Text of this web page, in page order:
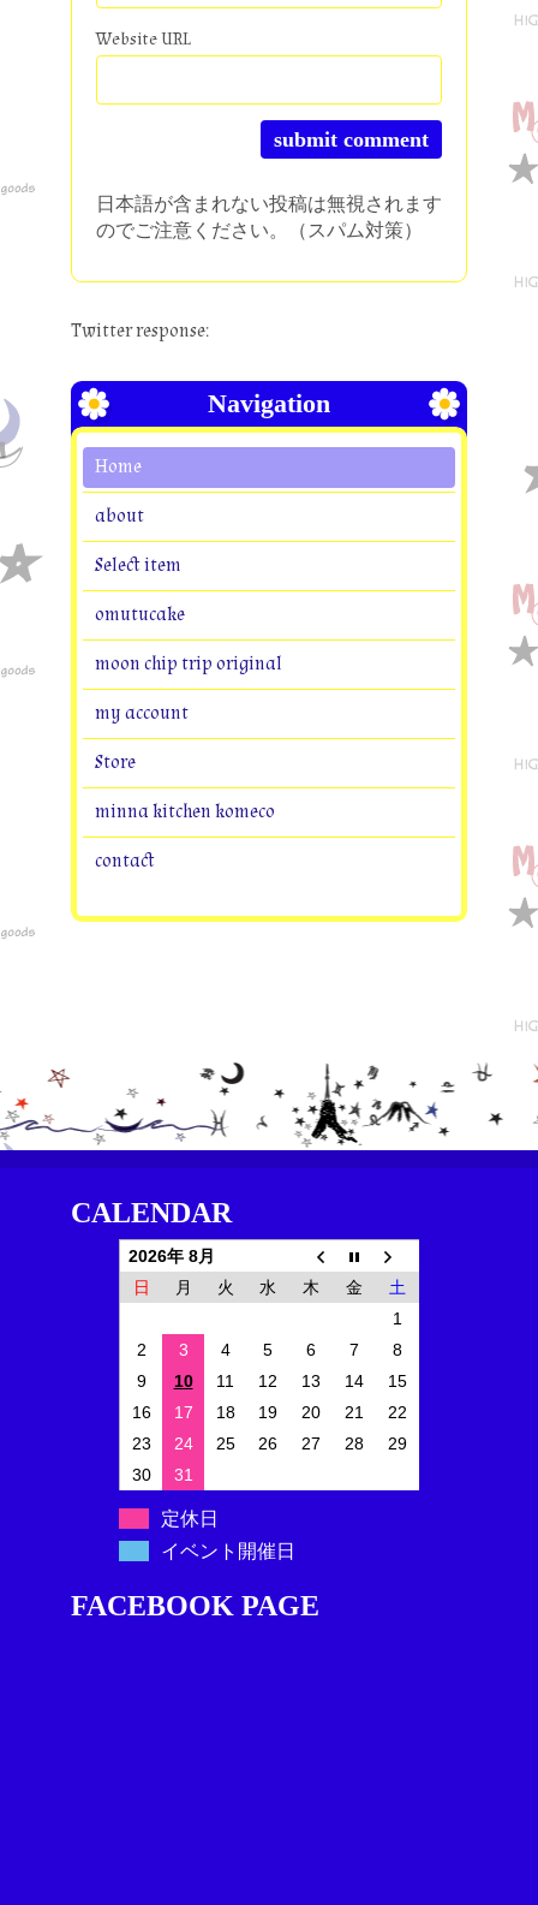
Website URL
日本語が含まれない投稿は無視されます
のでご注意ください。（スパム対策）
Twitter response:
Navigation
Home
about
Select item
omutucake
moon chip trip original
my account
Store
minna kitchen komeco
contact
CALENDAR
2026年 8月
日
月 火 水 木 金
土
1
2
3 4 5 6 7
8
9
10 11 12 13 14
15
16
17 18 19 20 21
22
23
24 25 26 27 28
29
30
31
定休日
イベント開催日
FACEBOOK PAGE